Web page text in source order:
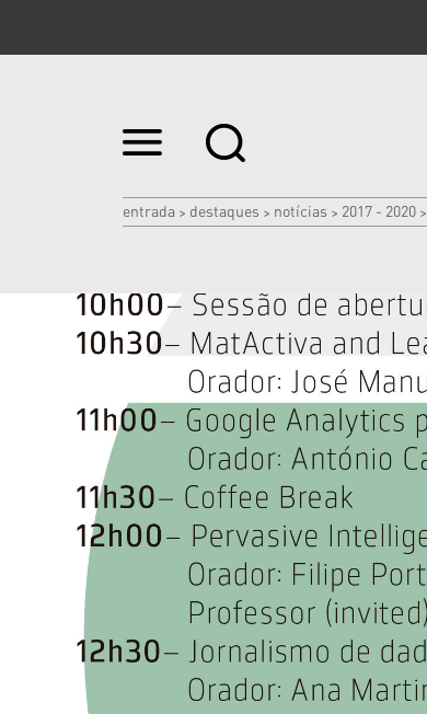
Ir
para
|
Ir
entrada > destaques > notícias > 2017 - 2020 >